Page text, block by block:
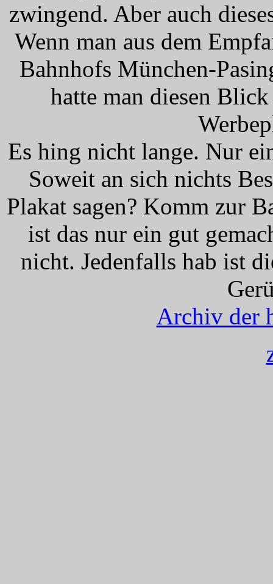
zwingend. Aber auch
Wenn man aus dem
Bahnhofs München-
hatte man diesen
Es hing nicht lange. Nur
Soweit an sich nichts
Plakat sagen? Komm zur
ist das nur ein gut
nicht. Jedenfalls hab ist
Archiv der